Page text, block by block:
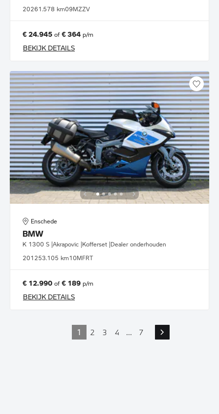
20261.578 km09MZZV
€ 24.945 of € 364 p/m
BEKIJK DETAILS
Enschede
BMW
K 1300 S |Akrapovic |Kofferset |Dealer onderhouden
201253.105 km10MFRT
€ 12.990 of € 189 p/m
BEKIJK DETAILS
1 2 3 4 ... 7